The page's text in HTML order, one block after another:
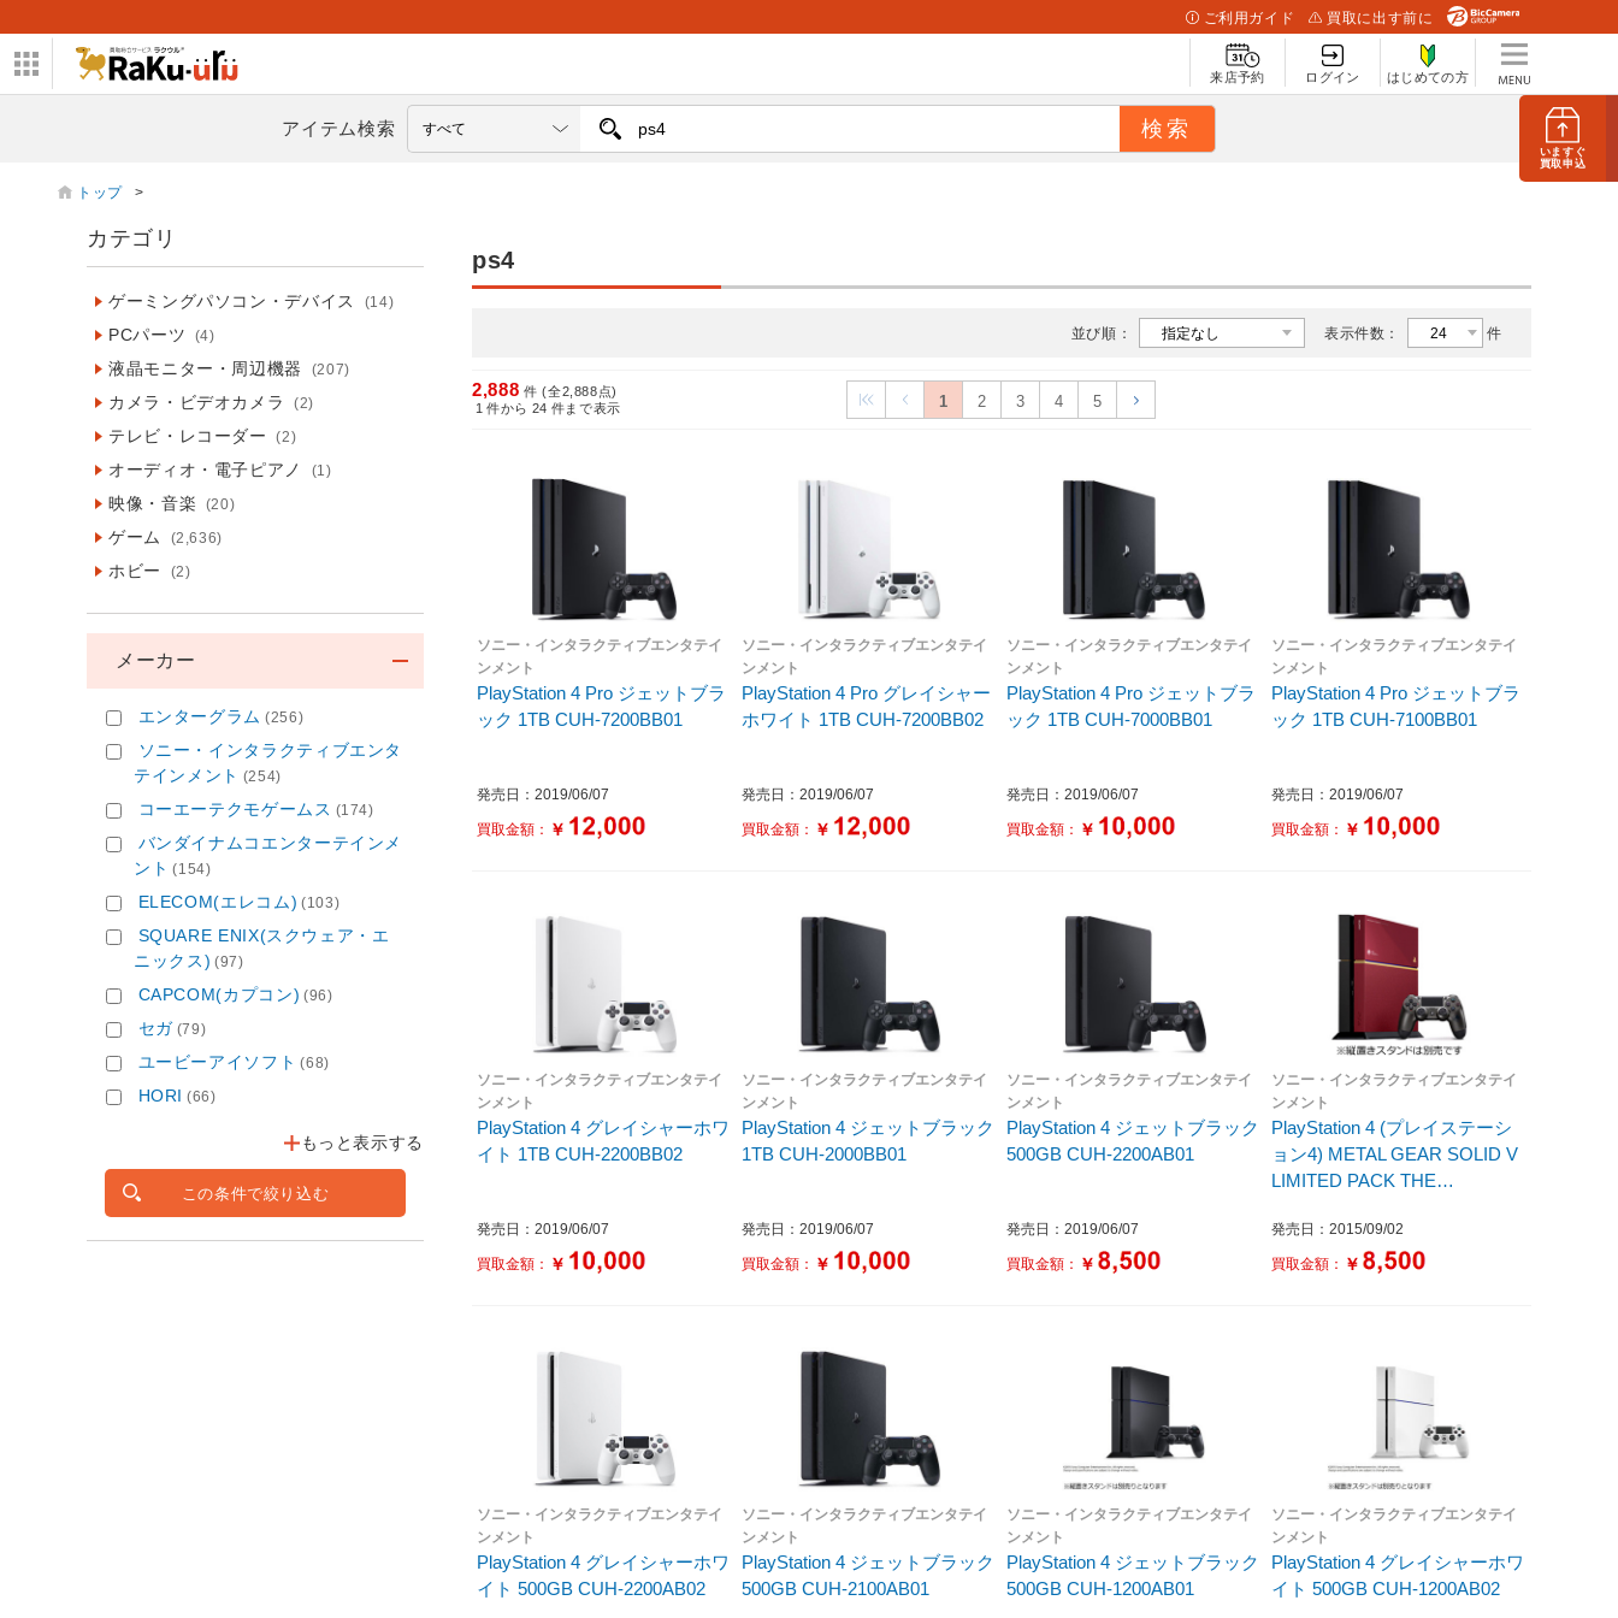
いますぐ
買取申込
ご利用ガイド 買取に出す前に
来店予約 ログイン はじめての方
アイテム検索
トップ >
ps4
並び順： 表示件数： 件
2,888 件 (全2,888点)
1 件から 24 件まで表示 1 2 3 4 5
ソニー・インタラクティブエンタテイ
ンメント
PlayStation 4 Pro ジェットブラ
ック 1TB CUH-7200BB01
発売日：2019/06/07
買取金額： ￥
ソニー・インタラクティブエンタテイ
ンメント
PlayStation 4 Pro グレイシャー
ホワイト 1TB CUH-7200BB02
発売日：2019/06/07
買取金額： ￥
ソニー・インタラクティブエンタテイ
ンメント
PlayStation 4 Pro ジェットブラ
ック 1TB CUH-7000BB01
発売日：2019/06/07
買取金額： ￥
ソニー・インタラクティブエンタテイ
ンメント
PlayStation 4 Pro ジェットブラ
ック 1TB CUH-7100BB01
発売日：2019/06/07
買取金額： ￥
ソニー・インタラクティブエンタテイ
ンメント
PlayStation 4 グレイシャーホワ
イト 1TB CUH-2200BB02
発売日：2019/06/07
買取金額： ￥
ソニー・インタラクティブエンタテイ
ンメント
PlayStation 4 ジェットブラック
1TB CUH-2000BB01
発売日：2019/06/07
買取金額： ￥
ソニー・インタラクティブエンタテイ
ンメント
PlayStation 4 ジェットブラック
500GB CUH-2200AB01
発売日：2019/06/07
買取金額： ￥
ソニー・インタラクティブエンタテイ
ンメント
PlayStation 4 (プレイステーシ
ョン4) METAL GEAR SOLID V
LIMITED PACK THE
ーム機本体]
発売日：2015/09/02
買取金額： ￥
ソニー・インタラクティブエンタテイ
ンメント
PlayStation 4 グレイシャーホワ
イト 500GB CUH-2200AB02
ソニー・インタラクティブエンタテイ
ンメント
PlayStation 4 ジェットブラック
500GB CUH-2100AB01
ソニー・インタラクティブエンタテイ
ンメント
PlayStation 4 ジェットブラック
500GB CUH-1200AB01
ソニー・インタラクティブエンタテイ
ンメント
PlayStation 4 グレイシャーホワ
イト 500GB CUH-1200AB02
カテゴリ
ゲーミングパソコン・デバイス (14)
PCパーツ (4)
液晶モニター・周辺機器 (207)
カメラ・ビデオカメラ (2)
テレビ・レコーダー (2)
オーディオ・電子ピアノ (1)
映像・音楽 (20)
ゲーム (2,636)
ホビー (2)
メーカー
エンターグラム (256)
ソニー・インタラクティブエンタ
テインメント (254)
コーエーテクモゲームス (174)
バンダイナムコエンターテインメ
ント (154)
ELECOM(エレコム) (103)
SQUARE ENIX(スクウェア・エ
ニックス) (97)
CAPCOM(カプコン) (96)
セガ (79)
ユービーアイソフト (68)
HORI (66)
もっと表示する
この条件で絞り込む